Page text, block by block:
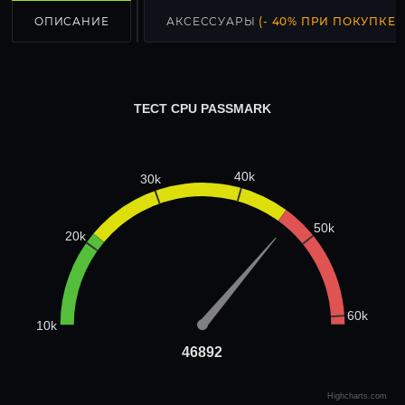
ОПИСАНИЕ АКСЕССУАРЫ (- 40% ПРИ ПОКУПКЕ
46892
46892
ТЕСТ CPU PASSMARK
10k
20k
30k 40k
50k
60k
Highcharts.com